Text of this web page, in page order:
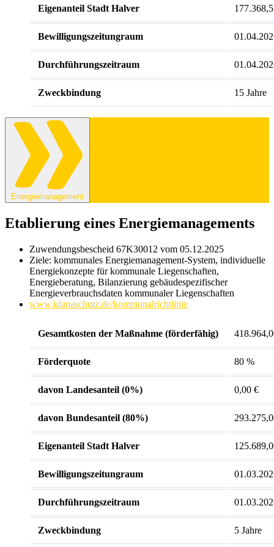
Eigenanteil Stadt Halver
Bewilligungszeitungraum
Durchführungszeitraum
Zweckbindung 15 Jahre
Energiemanagement
Etablierung eines Energiemanagements
Zuwendungsbescheid 67K30012 vom 05.12.2025
Ziele: kommunales Energiemanagement-System, individuelle
Energiekonzepte für kommunale Liegenschaften,
Energieberatung, Bilanzierung gebäudespezifischer
Energieverbrauchsdaten kommunaler Liegenschaften
www.klimaschutz.de/kommunalrichtlinie
Gesamtkosten der Maßnahme (förderfähig)
Förderquote 80 %
davon Landesanteil (0%) 0,00 €
davon Bundesanteil (80%)
Eigenanteil Stadt Halver
Bewilligungszeitungraum
Durchführungszeitraum
Zweckbindung 5 Jahre